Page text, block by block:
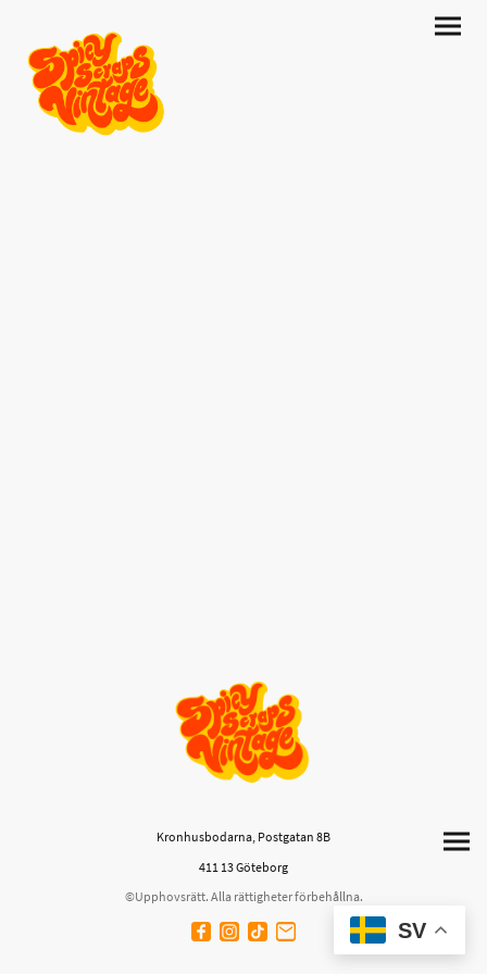
Kronhusbodarna, Postgatan 8B
411 13 Göteborg
©Upphovsrätt. Alla rättigheter förbehållna.
SV